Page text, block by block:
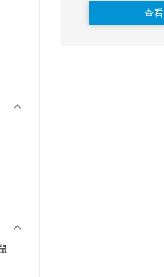
查看